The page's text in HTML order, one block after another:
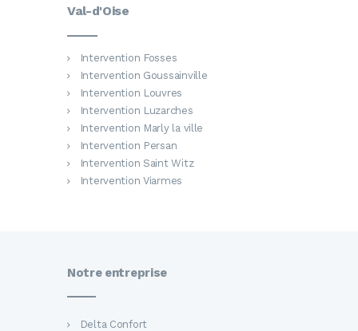
Val-d'Oise
Intervention Fosses
Intervention Goussainville
Intervention Louvres
Intervention Luzarches
Intervention Marly la ville
Intervention Persan
Intervention Saint Witz
Intervention Viarmes
Notre entreprise
Delta Confort